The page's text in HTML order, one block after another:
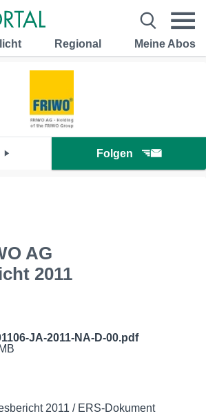
Regional Meine Abos
Folgen
AG
2011
JA-2011-NA-D-00.pdf
2011 / ERS-Dokument